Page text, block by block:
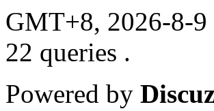
GMT+8, 2026-8-9
22 queries .
Powered by